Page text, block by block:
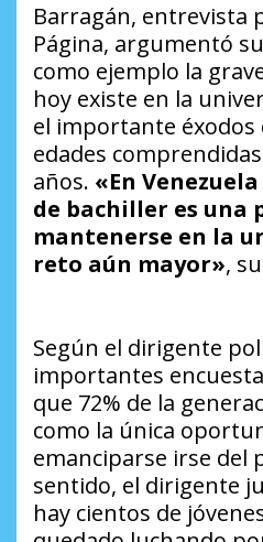
Barragán, entrevista
Página, argumentó
como ejemplo la
hoy existe en la
el importante éxodos
edades
años. «En
de bachiller es una
mantenerse en la
reto aún mayor»,
Según el dirigente
importantes
que 72% de la
como la única
emanciparse irse del
sentido, el dirigente
hay cientos de